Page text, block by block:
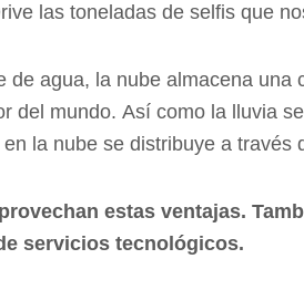
las toneladas de selfis que
de agua, la nube almacena
del mundo. Así como la lluvia
la nube se distribuye a través
estas ventajas.
servicios tecnológicos.